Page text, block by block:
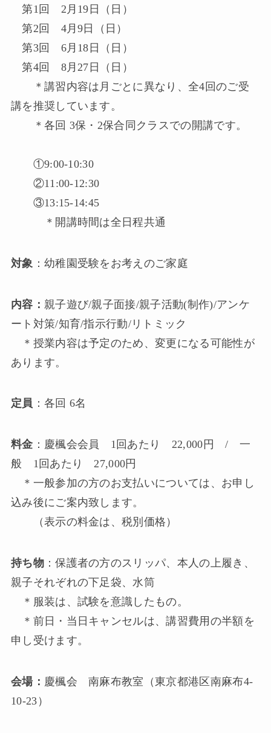
第1回 2月19日（日）
第2回 4月9日（日）
第3回 6月18日（日）
第4回 8月27日（日）
＊講習内容は月ごとに異なり、全4回のご受
講を推奨しています。
＊各回 3保・2保合同クラスでの開講です。
①9:00-10:30
②11:00-12:30
③13:15-14:45
＊開講時間は全日程共通
対象 ：幼稚園受験をお考えのご家庭
内容： 親子遊び/親子面接/親子活動(制作)/アンケ
ート対策/知育/指示行動/リトミック
＊授業内容は予定のため、変更になる可能性が
あります。
定員 ：各回 6名
料金 ：慶楓会会員 1回あたり 22,000円 / 一
般 1回あたり 27,000円
＊一般参加の方のお支払いについては、お申し
込み後にご案内致します。
（表示の料金は、税別価格）
持ち物：保護者の方のスリッパ、本人の上履き、
親子それぞれの下足袋、水筒
＊服装は、試験を意識したもの。
＊前日・当日キャンセルは、講習費用の半額を
申し受けます。
会場： 慶楓会 南麻布教室（東京都港区南麻布4-
10-23）